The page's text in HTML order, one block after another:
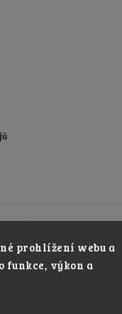
prohlížení webu a
funkce, výkon a
Dřevošrot . Všechna práva